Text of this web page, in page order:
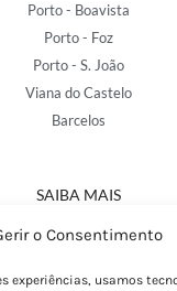
o Consentimento
experiências, usamos
Porto - Boavista
Porto - Foz
Porto - S. João
Viana do Castelo
Barcelos
SAIBA MAIS
Política de Privacidade
Termos e Condições